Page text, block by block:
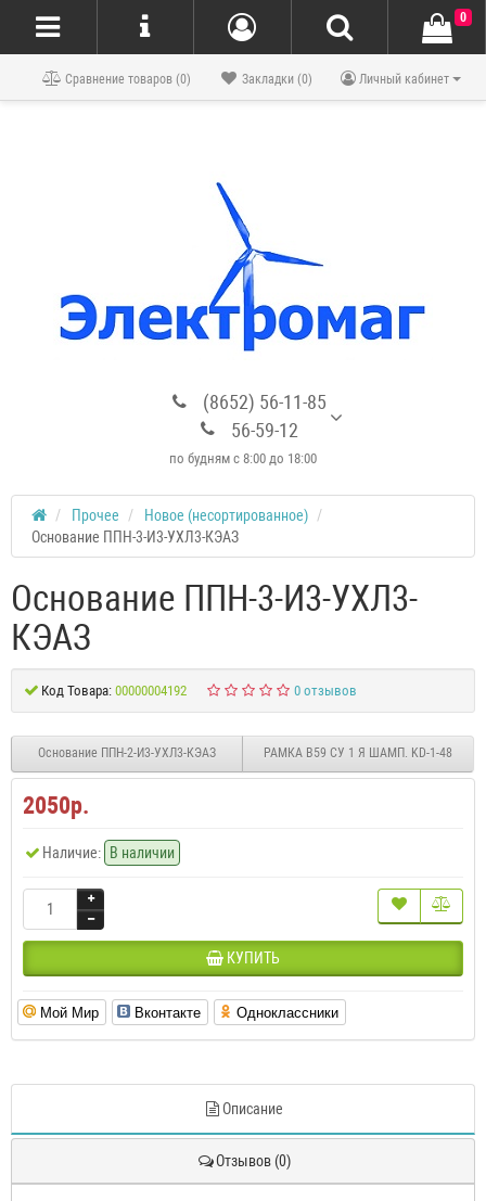
Блог
Личный кабинет
Закладки (0)
Сравнение товаров (0)
(8652) 56-11-85
56-59-12
по будням с 8:00 до 18:00
0
Прочее
Новое (несортированное)
Основание ППН-3-И3-УХЛ3-КЭАЗ
Основание ППН-3-И3-УХЛ3-
КЭАЗ
Код Товара: 00000004192 0 отзывов
Основание ППН-2-И3-УХЛ3-КЭАЗ РАМКА В59 СУ 1 Я ШАМП. KD-1-48
2050р.
Наличие: В наличии
КУПИТЬ
Мой Мир Вконтакте Одноклассники
Описание
Отзывов (0)